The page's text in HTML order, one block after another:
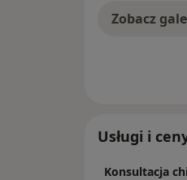
Zobacz
Usługi i
Konsultacja